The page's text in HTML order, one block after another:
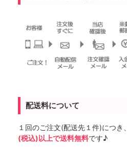
配送料について
１回のご注文(配送先１件)につき、
(税込)以上で送料無料です♪